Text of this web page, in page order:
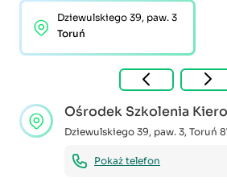
Dziewulskiego 39, paw. 3
Toruń
Ośrodek Szkolenia
Dziewulskiego 39, paw. 3, Toruń
Pokaż telefon